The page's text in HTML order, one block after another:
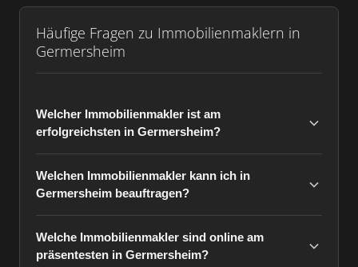
Häufige Fragen zu Immobilienmaklern in
Germersheim
Welcher Immobilienmakler ist am
erfolgreichsten in Germersheim?
Welchen Immobilienmakler kann ich in
Germersheim beauftragen?
Welche Immobilienmakler sind online am
präsentesten in Germersheim?